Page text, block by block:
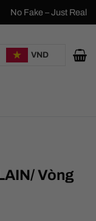
No Fake – Just Real
VND
Vòng